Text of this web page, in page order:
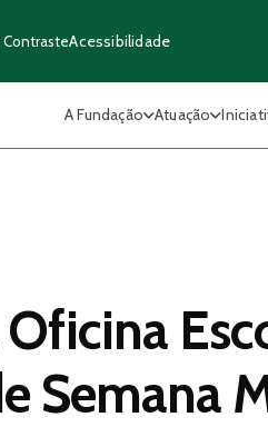
ContrasteAcessibilidade
A Fundação Atuação
Semana